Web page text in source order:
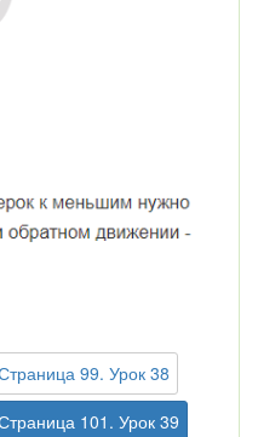
99. Урок 38
101. Урок 39